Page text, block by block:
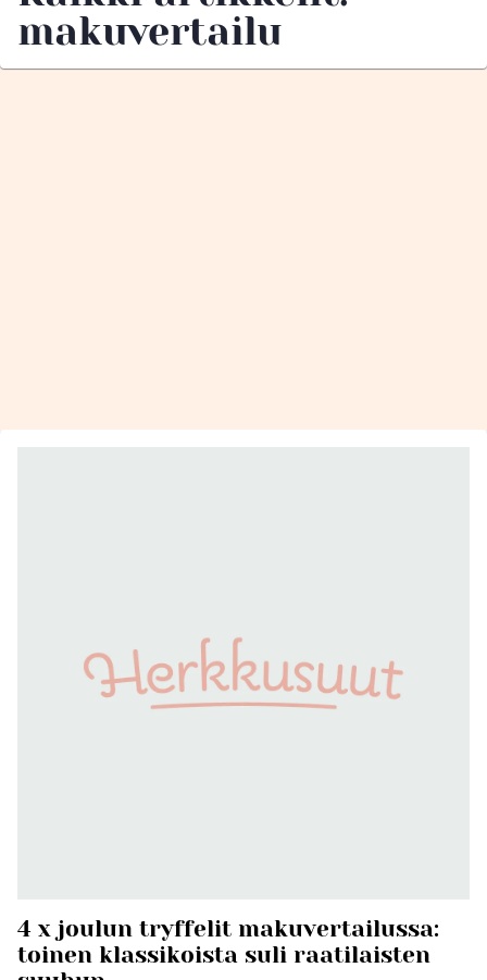
makuvertailu
4 x joulun tryffelit makuvertailussa:
toinen klassikoista suli raatilaisten